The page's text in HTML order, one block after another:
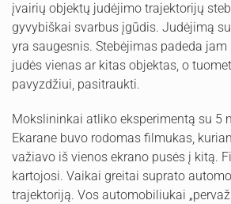
įvairių objektų judėjimo trajektorijų
gyvybiškai svarbus įgūdis. Judėjimą
yra saugesnis. Stebėjimas padeda
judės vienas ar kitas objektas, o
pavyzdžiui, pasitraukti.
Mokslininkai atliko eksperimentą su 5
Ekarane buvo rodomas filmukas,
važiavo iš vienos ekrano pusės į kitą.
kartojosi. Vaikai greitai suprato
trajektoriją. Vos automobiliukai